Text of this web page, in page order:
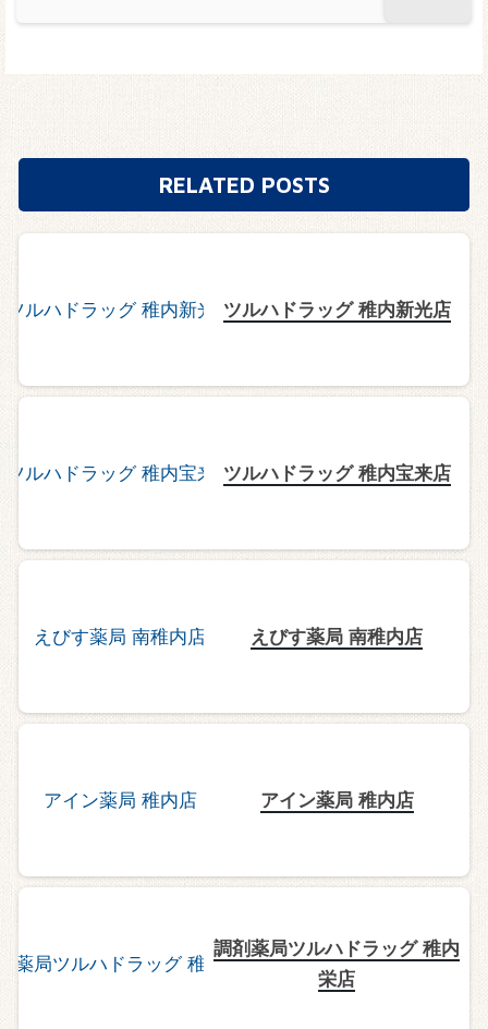
RELATED POSTS
ツルハドラッグ 稚内新光店
ツルハドラッグ 稚内宝来店
えびす薬局 南稚内店
アイン薬局 稚内店
調剤薬局ツルハドラッグ 稚内
栄店